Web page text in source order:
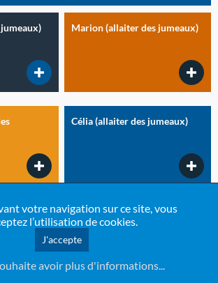
votre navigation sur ce site, vous
l’utilisation de cookies.
J'accepte
avoir plus d'informations...
Marion (allaiter des jumeaux)
Célia (allaiter des jumeaux)
(2)